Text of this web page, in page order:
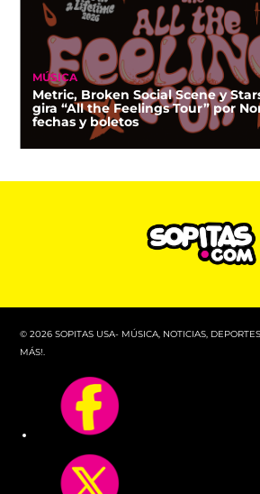
MÚSICA
Metric, Broken Social Scene y
gira “All the Feelings Tour” por
fechas y boletos
© 2026 SOPITAS USA- MÚSICA, NOTICIAS,
MÁS!.